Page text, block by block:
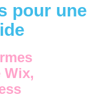
pour une
Wix,